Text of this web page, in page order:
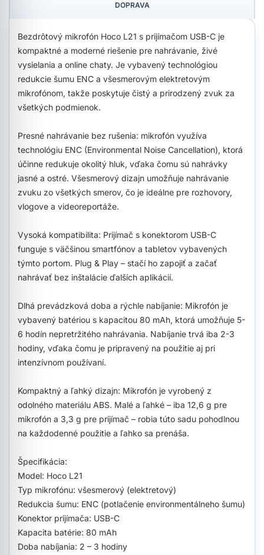
DOPRAVA
Bezdrôtový mikrofón Hoco L21 s prijímačom USB-C je
kompaktné a moderné riešenie pre nahrávanie, živé
vysielania a online chaty. Je vybavený technológiou
redukcie šumu ENC a všesmerovým elektretovým
mikrofónom, takže poskytuje čistý a prirodzený zvuk za
všetkých podmienok.
Presné nahrávanie bez rušenia: mikrofón využíva
technológiu ENC (Environmental Noise Cancellation), ktorá
účinne redukuje okolitý hluk, vďaka čomu sú nahrávky
jasné a ostré. Všesmerový dizajn umožňuje nahrávanie
zvuku zo všetkých smerov, čo je ideálne pre rozhovory,
vlogove a videoreportáže.
Vysoká kompatibilita: Prijímač s konektorom USB-C
funguje s väčšinou smartfónov a tabletov vybavených
týmto portom. Plug & Play – stačí ho zapojiť a začať
nahrávať bez inštalácie ďalších aplikácií.
Dlhá prevádzková doba a rýchle nabíjanie: Mikrofón je
vybavený batériou s kapacitou 80 mAh, ktorá umožňuje 5-
6 hodín nepretržitého nahrávania. Nabíjanie trvá iba 2-3
hodiny, vďaka čomu je pripravený na použitie aj pri
intenzívnom používaní.
Kompaktný a ľahký dizajn: Mikrofón je vyrobený z
odolného materiálu ABS. Malé a ľahké – iba 12,6 g pre
mikrofón a 3,3 g pre prijímač – robia túto sadu pohodlnou
na každodenné použitie a ľahko sa prenáša.
Špecifikácia:
Model: Hoco L21
Typ mikrofónu: všesmerový (elektretový)
Redukcia šumu: ENC (potlačenie environmentálneho šumu)
Konektor prijímača: USB-C
Kapacita batérie: 80 mAh
Doba nabíjania: 2 – 3 hodiny